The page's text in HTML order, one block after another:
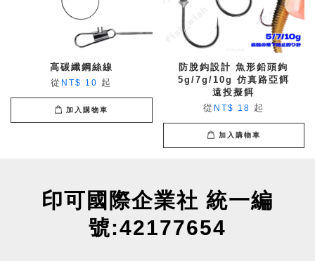
高碳纖鋼絲線
從 NT$ 10 起
加入購物車
防脫鈎設計 魚形鉛頭鉤
5g/7g/10g 仿真路亞餌
遠投擬餌
從 NT$ 18 起
加入購物車
印可國際企業社 統一編
號:42177654